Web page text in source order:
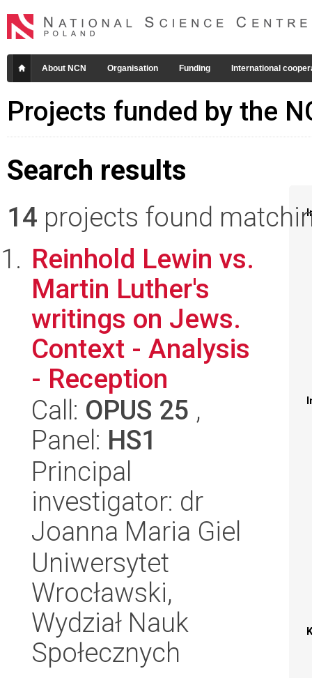
About NCN Organisation Funding International
Projects funded by the
Search results
14 projects found
Reinhold Lewin vs.
Martin Luther's
writings on Jews.
Context - Analysis
- Reception
Call: OPUS 25 ,
Panel: HS1
Principal
investigator: dr
Joanna Maria Giel
Uniwersytet
Wrocławski,
Wydział Nauk
Społecznych